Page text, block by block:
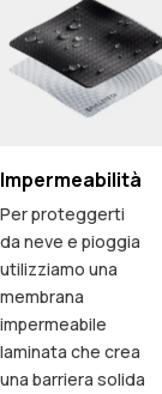
Impermeabilità
Per proteggerti
da neve e pioggia
utilizziamo una
membrana
impermeabile
laminata che crea
una barriera solida